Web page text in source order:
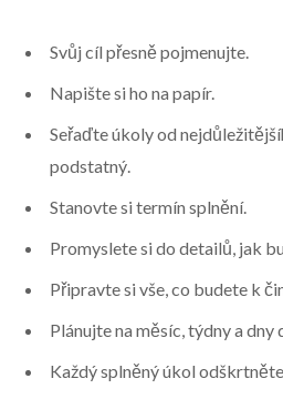
Svůj cíl přesně pojmenujte.
Napište si ho na papír.
Seřaďte úkoly od
podstatný.
Stanovte si termín splnění.
Promyslete si do detailů, jak
Připravte si vše, co budete k
Plánujte na měsíc, týdny a dny
Každý splněný úkol